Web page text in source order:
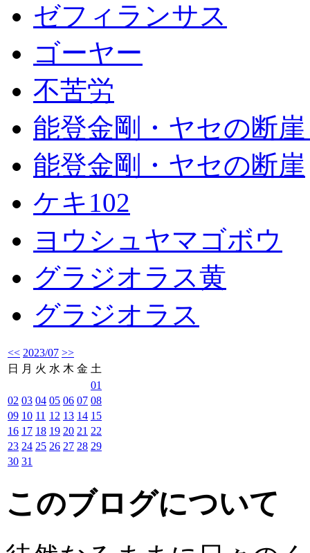
ゼフィランサス
ゴーヤー
不苦労
能登金剛・ヤセの断
能登金剛・ヤセの断崖
ケキ102
ヨウシュヤマゴボウ
グラジオラス黄
グラジオラス
<< 2023/07 >>
日
月 火 水 木 金 土
01
02 03 04 05 06 07 08
09 10 11 12 13 14 15
16 17 18 19 20 21 22
23 24 25 26 27 28 29
30 31
このブログについて